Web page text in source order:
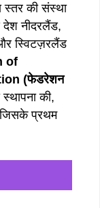
स्तर की संस्था
देश नीदरलैंड,
स्विटज़रलैंड
of
(फेडरेशन
की,
प्रथम